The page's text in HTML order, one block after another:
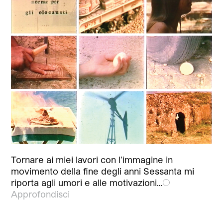
Tornare ai miei lavori con l’immagine in
movimento della fine degli anni Sessanta mi
riporta agli umori e alle motivazioni…
Approfondisci